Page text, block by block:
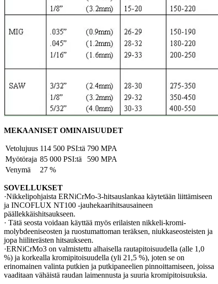
MEKAANISET OMINAISUUDET
Vetolujuus 114 500 PSI:tä 790 MPA
Myötöraja 85 000 PSI:tä
590 MPA
Venymä
27 %
SOVELLUKSET
·Nikkelipohjaista ERNiCrMo-3-hitsauslankaa käytetään liittämiseen
ja INCOFLUX NT100 -jauhekaarihitsausaineen
päällekkäishitsaukseen.
· Tätä seosta voidaan käyttää myös erilaisten nikkeli-kromi-
molybdeeniseosten ja ruostumattoman teräksen, niukkaseosteisten ja
jopa hiiliterästen hitsaukseen.
·ERNiCrMo3 on valmistettu alhaisella rautapitoisuudella (alle 1,0
%) ja korkealla kromipitoisuudella (yli 21,5 %), joten se on
erinomainen valinta putkien ja putkipaneelien pinnoittamiseen, joissa
vaaditaan vähäistä raudan laimennusta ja suuria kromipitoisuuksia.